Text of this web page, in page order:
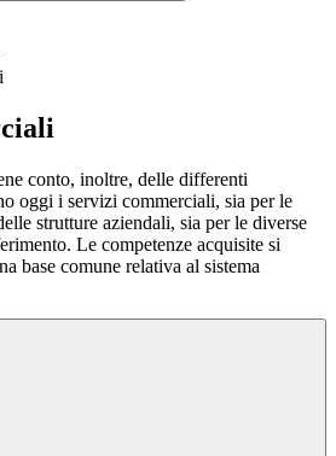
conto, inoltre, delle differenti
oggi i servizi commerciali, sia per le
strutture aziendali, sia per le diverse
Le competenze acquisite si
base comune relativa al sistema